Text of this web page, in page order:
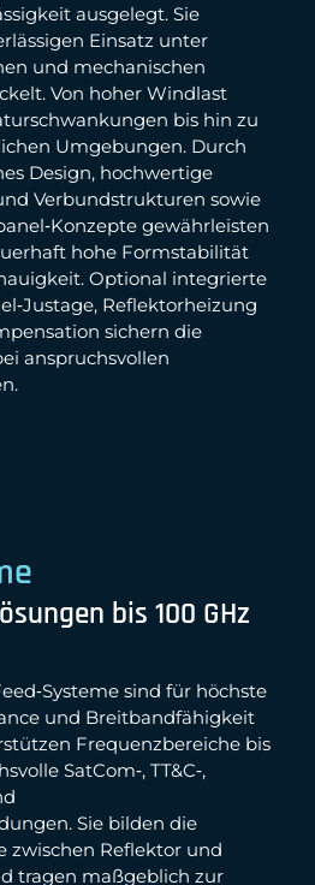
ausgelegt. Sie
Einsatz unter
und mechanischen
Von hoher Windlast
bis hin zu
Umgebungen. Durch
Design, hochwertige
Verbundstrukturen sowie
gewährleisten
hohe Formstabilität
Optional integrierte
Reflektorheizung
sichern die
anspruchsvollen
bis 100 GHz
sind für höchste
und Breitbandfähigkeit
Frequenzbereiche bis
SatCom‑, TT&C‑,
Sie bilden die
zwischen Reflektor und
tragen maßgeblich zur